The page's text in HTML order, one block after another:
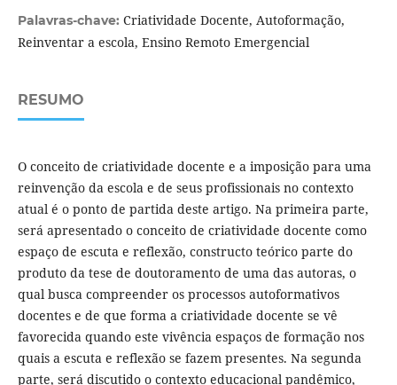
Palavras-chave: Criatividade Docente, Autoformação,
Reinventar a escola, Ensino Remoto Emergencial
RESUMO
O conceito de criatividade docente e a imposição para uma
reinvenção da escola e de seus profissionais no contexto
atual é o ponto de partida deste artigo. Na primeira parte,
será apresentado o conceito de criatividade docente como
espaço de escuta e reflexão, constructo teórico parte do
produto da tese de doutoramento de uma das autoras, o
qual busca compreender os processos autoformativos
docentes e de que forma a criatividade docente se vê
favorecida quando este vivência espaços de formação nos
quais a escuta e reflexão se fazem presentes. Na segunda
parte, será discutido o contexto educacional pandêmico,